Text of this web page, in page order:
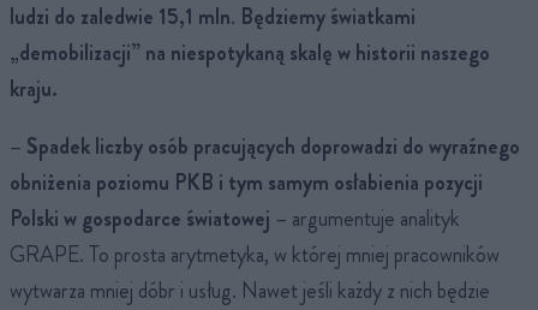
ludzi do zaledwie 15,1 mln. Będziemy światkami
„demobilizacji” na niespotykaną skalę w historii naszego
kraju.
– Spadek liczby osób pracujących doprowadzi do wyraźnego
obniżenia poziomu PKB i tym samym osłabienia pozycji
Polski w gospodarce światowej – argumentuje analityk
GRAPE. To prosta arytmetyka, w której mniej pracowników
wytwarza mniej dóbr i usług. Nawet jeśli każdy z nich będzie